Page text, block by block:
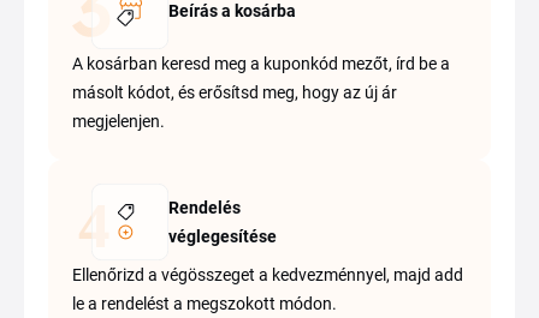
Beírás a kosárba
A kosárban keresd meg a kuponkód mezőt, írd be a
másolt kódot, és erősítsd meg, hogy az új ár
megjelenjen.
Rendelés
véglegesítése
Ellenőrizd a végösszeget a kedvezménnyel, majd add
le a rendelést a megszokott módon.